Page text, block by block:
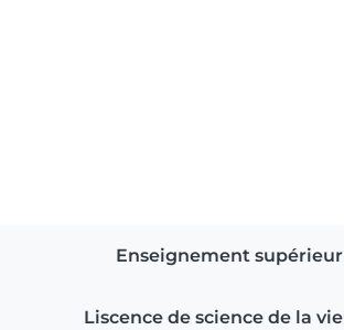
Enseignement supérieur
Liscence de science de la vie